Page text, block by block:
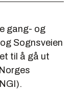
gang- og
Sognsveien
til å gå ut